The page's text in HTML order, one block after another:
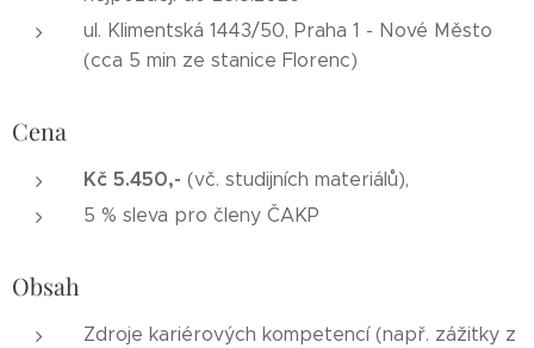
ul. Klimentská 1443/50, Praha 1 - Nové Město
(cca 5 min ze stanice Florenc)
Cena
Kč 5.450,- (vč. studijních materiálů),
5 % sleva pro členy ČAKP
Obsah
Zdroje kariérových kompetencí (např. zážitky z